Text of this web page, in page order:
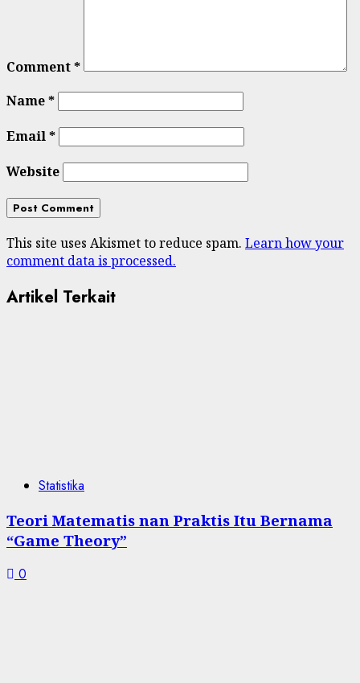
Comment*
Name*
Email*
Website
This site uses Akismet to reduce spam. Learn how your
comment data is processed.
Artikel Terkait
Statistika
Teori Matematis nan Praktis Itu Bernama
“Game Theory”
0